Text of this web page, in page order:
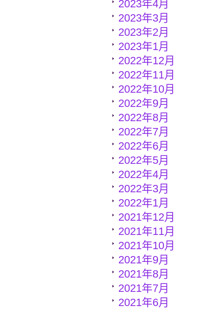
2023年4月
2023年3月
2023年2月
2023年1月
2022年12月
2022年11月
2022年10月
2022年9月
2022年8月
2022年7月
2022年6月
2022年5月
2022年4月
2022年3月
2022年1月
2021年12月
2021年11月
2021年10月
2021年9月
2021年8月
2021年7月
2021年6月